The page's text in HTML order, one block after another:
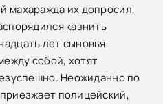
махаражда их допросил,
казнить
лет сыновья
собой, хотят
Неожиданно по
полицейский,